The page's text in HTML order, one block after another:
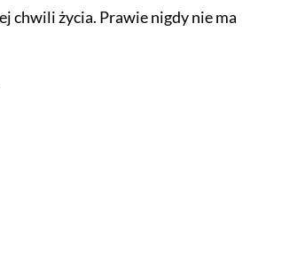
chwili życia. Prawie nigdy nie ma